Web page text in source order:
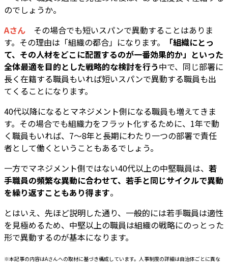
のでしょうか。
Aさん その場合でも短いスパンで異動することはありま
す。その理由は「組織の都合」になります。
「組織にとっ
て、その人材をどこに配置するのが一番効果的か」といった
全体最適を目的とした戦略的な検討を行う中で、同じ部署に
長く在籍する職員もいれば短いスパンで異動する職員も出
てくることになります。
40代以降になるとマネジメント側になる職員も増えてきま
す。その場合でも組織力をフラット化するために、1年で動
く職員もいれば、7～8年と長期にわたり一つの部署で責任
者として働くということもあるでしょう。
一方でマネジメント側ではない40代以上の中堅職員は、 若
手職員の頻繁な異動に合わせて、若手と同じサイクルで異動
を繰り返すこともあり得ます。
とはいえ、先ほど説明した通り、一般的には若手職員は適性
を見極めるため、中堅以上の職員は組織の戦略にのっとった
形で異動するのが基本になります。
※本記事の内容はAさんへの取材に基づき構成しています。人事制度の詳細は自治体ごとに異な